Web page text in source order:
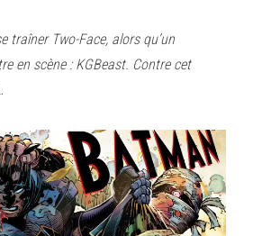
traîner Two-Face, alors qu’un
en scène : KGBeast. Contre cet